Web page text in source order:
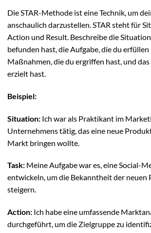
Die STAR-Methode ist eine Technik, um
anschaulich darzustellen. STAR steht für
Action und Result. Beschreibe die
befunden hast, die Aufgabe, die du
Maßnahmen, die du ergriffen hast, und das
erzielt hast.
Beispiel:
Situation: Ich war als Praktikant im
Unternehmens tätig, das eine neue
Markt bringen wollte.
Task: Meine Aufgabe war es, eine Social-
entwickeln, um die Bekanntheit der neuen
steigern.
Action: Ich habe eine umfassende
durchgeführt, um die Zielgruppe zu